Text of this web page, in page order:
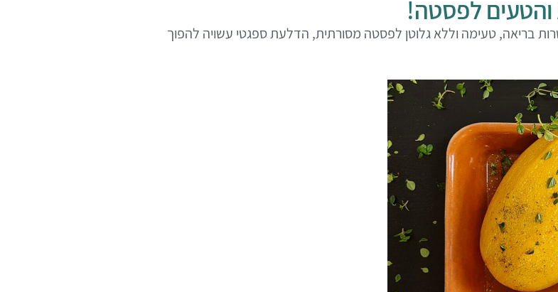
לפסטה!
בריאה, טעימה וללא גלוטן לפסטה מסורתית, הדלעת ספגטי עשויה להפוך